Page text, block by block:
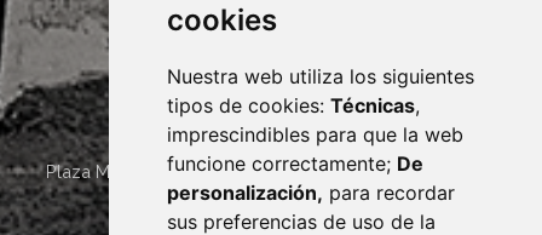
cookies
Nuestra web utiliza los siguientes
tipos de cookies: Técnicas,
imprescindibles para que la web
funcione correctamente; De
personalización, para recordar
sus preferencias de uso de la
Plaza Mayor 4 22400 MONZÓN - ARAGÓN (ESPAÑA)
· (34) 974 400 700 ·
sac@monzon.es